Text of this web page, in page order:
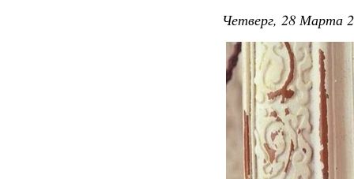
Четверг, 28 Марта